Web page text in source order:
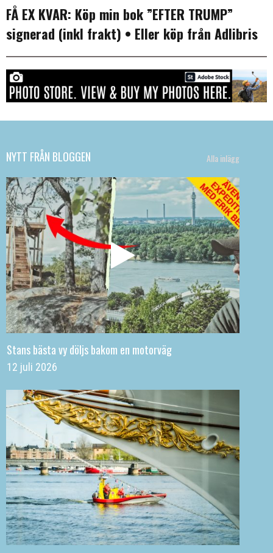
FÅ EX KVAR: Köp min bok ”EFTER TRUMP”
signerad (inkl frakt) • Eller köp från Adlibris
NYTT FRÅN BLOGGEN Alla inlägg
Stans bästa vy döljs bakom en motorväg
12 juli 2026